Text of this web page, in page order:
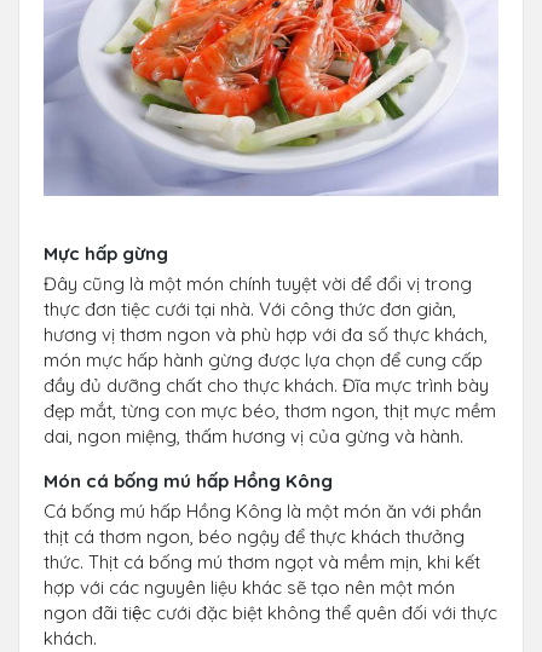
Mực hấp gừng
Đây cũng là một món chính tuyệt vời để đổi vị trong
thực đơn tiệc cưới tại nhà. Với công thức đơn giản,
hương vị thơm ngon và phù hợp với đa số thực khách,
món mực hấp hành gừng được lựa chọn để cung cấp
đầy đủ dưỡng chất cho thực khách. Đĩa mực trình bày
đẹp mắt, từng con mực béo, thơm ngon, thịt mực mềm
dai, ngon miệng, thấm hương vị của gừng và hành.
Món cá bống mú hấp Hồng Kông
Cá bống mú hấp Hồng Kông là một món ăn với phần
thịt cá thơm ngon, béo ngậy để thực khách thưởng
thức. Thịt cá bống mú thơm ngọt và mềm mịn, khi kết
hợp với các nguyên liệu khác sẽ tạo nên một món
ngon đãi tiệc cưới đặc biệt không thể quên đối với thực
khách.